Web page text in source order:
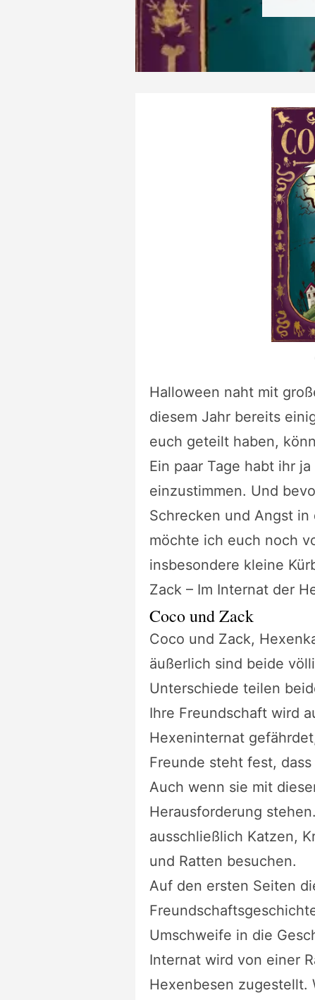
Halloween naht mit
diesem Jahr bereits
euch geteilt haben,
Ein paar Tage habt ihr
einzustimmen. Und
Schrecken und Angst
möchte ich euch noch
insbesondere kleine
Zack – Im Internat der
Coco und Zack
Coco und Zack,
äußerlich sind beide
Unterschiede teilen
Ihre Freundschaft wird
Hexeninternat
Freunde steht fest,
Auch wenn sie mit
Herausforderung
ausschließlich Katzen,
und Ratten besuchen.
Auf den ersten Seiten
Umschweife in die
Internat wird von einer
Hexenbesen zugestellt.